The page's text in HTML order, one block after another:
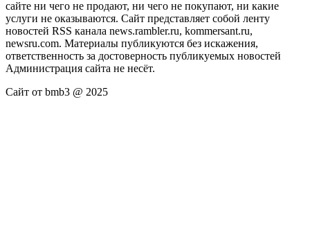
сайте ни чего не продают, ни чего не покупают, ни какие
услуги не оказываются. Сайт представляет собой ленту
новостей RSS канала news.rambler.ru, kommersant.ru,
newsru.com. Материалы публикуются без искажения,
ответственность за достоверность публикуемых новостей
Администрация сайта не несёт.
Сайт от bmb3 @ 2025